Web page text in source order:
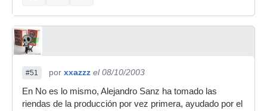
#51 por xxazzz el 08/10/2003
En No es lo mismo, Alejandro Sanz ha tomado las
riendas de la producción por vez primera, ayudado por el